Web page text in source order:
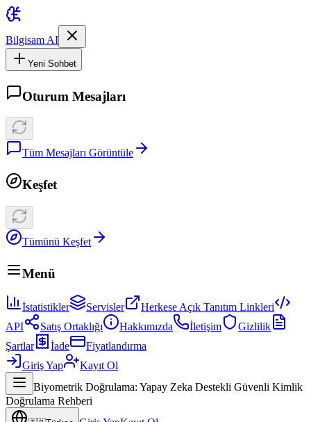
Bilgisam AI
Yeni Sohbet
Oturum Mesajları
Tüm Mesajları Görüntüle
Keşfet
Tümünü Keşfet
Menü
İstatistikler Servisler
Herkese Açık Tanıtım Linkleri
API
Satış Ortaklığı Hakkımızda İletişim
Gizlilik
Şartlar
İade
Fiyatlandırma
Giriş Yap
Kayıt Ol
Biyometrik Doğrulama: Yapay Zeka Destekli Güvenli Kimlik
Doğrulama Rehberi